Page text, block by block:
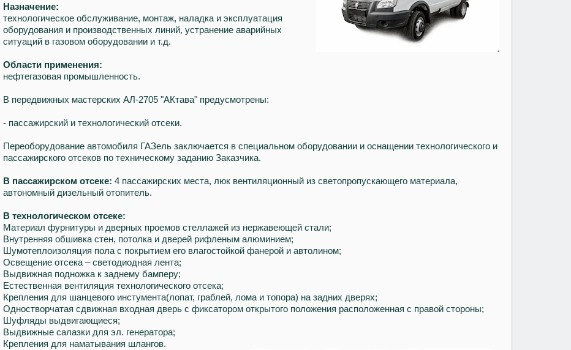
Назначение:
технологическое обслуживание, монтаж, наладка и эксплуатация
оборудования и производственных линий, устранение аварийных
ситуаций в газовом оборудовании и т.д.
Области применения:
нефтегазовая промышленность.
В передвижных мастерских АЛ-2705 "АКтава" предусмотрены:
- пассажирский и технологический отсеки.
Переоборудование автомобиля ГАЗель заключается в специальном оборудовании и оснащении технологического и
пассажирского отсеков по техническому заданию Заказчика.
В пассажирском отсеке: 4 пассажирских места, люк вентиляционный из светопропускающего материала,
автономный дизельный отопитель.
В технологическом отсеке:
Материал фурнитуры и дверных проемов стеллажей из нержавеющей стали;
Внутренняя обшивка стен, потолка и дверей рифленым алюминием;
Шумотеплоизоляция пола с покрытием его влагостойкой фанерой и автолином;
Освещение отсека – светодиодная лента;
Выдвижная подножка к заднему бамперу;
Естественная вентиляция технологического отсека;
Крепления для шанцевого инстумента(лопат, граблей, лома и топора) на задних дверях;
Одностворчатая сдвижная входная дверь с фиксатором открытого положения расположенная с правой стороны;
Шуфляды выдвигающиеся;
Выдвижные салазки для эл. генератора;
Крепления для наматывания шлангов.